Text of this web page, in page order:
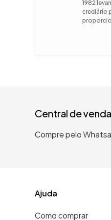
1982
crediário
Central de
Compre pelo
Ajuda
Como comprar